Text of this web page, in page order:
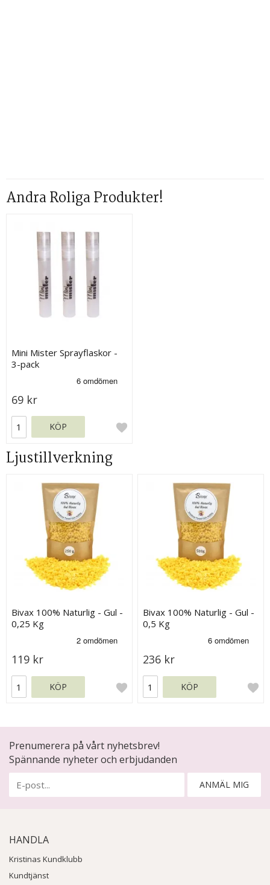
Andra Roliga Produkter!
Mini Mister Sprayflaskor -
3-pack
69 kr
KÖP
Ljustillverkning
Bivax 100% Naturlig - Gul -
0,25 Kg
119 kr
KÖP
Bivax 100% Naturlig - Gul -
0,5 Kg
236 kr
KÖP
Prenumerera på vårt nyhetsbrev!
Spännande nyheter och erbjudanden
ANMÄL MIG
HANDLA
Kristinas Kundklubb
Kundtjänst